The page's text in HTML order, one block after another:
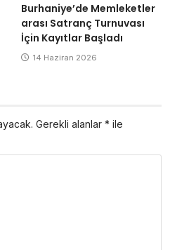
Burhaniye’de Memleketler
arası Satranç Turnuvası
İçin Kayıtlar Başladı
14 Haziran 2026
Gerekli alanlar * ile